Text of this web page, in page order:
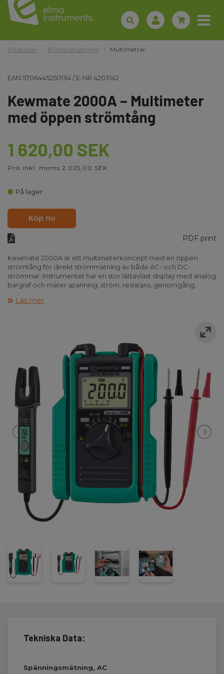
Produkter El mätutrustning Multimetrar
EAN 5706445250134/E-NR 4203142
Kewmate 2000A – Multimeter
med öppen strömtång
1 620,00 SEK
Pris inkl. moms 2 025,00 SEK
På lager
Köp nu
PDF print
Kewmate 2000A är ett multimeterkoncept med en öppen
strömtång för direkt strömmätning av både AC- och DC-
strömmar. Instrumentet har en stor lättavläst display med analog
bargraf och mäter spänning, ström, resistans, genomgång,
datahold samt autoavstängning.
gummiskyddskåpa, där testledningarna och strömtången kan
monteras och skyddas. Instrumentet uppfyller IEC 61010-1 KAT III
300V och levereras komplett med testledningar, strömtång,
gummiskyddskåpa, batterier samt manual.
Läs mer
Tekniska Data:
Spänningsmätning, AC